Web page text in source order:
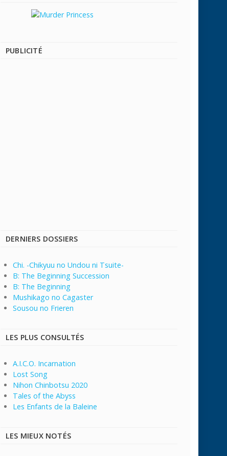
PUBLICITÉ
DERNIERS DOSSIERS
Chi. -Chikyuu no Undou ni Tsuite-
B: The Beginning Succession
B: The Beginning
Mushikago no Cagaster
Sousou no Frieren
LES PLUS CONSULTÉS
A.I.C.O. Incarnation
Lost Song
Nihon Chinbotsu 2020
Tales of the Abyss
Les Enfants de la Baleine
LES MIEUX NOTÉS